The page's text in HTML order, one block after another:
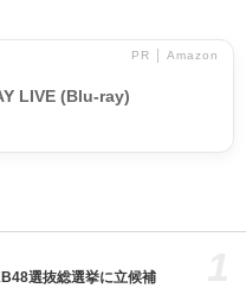
PR │ Amazon
LIVE (Blu-ray)
選抜総選挙に立候補